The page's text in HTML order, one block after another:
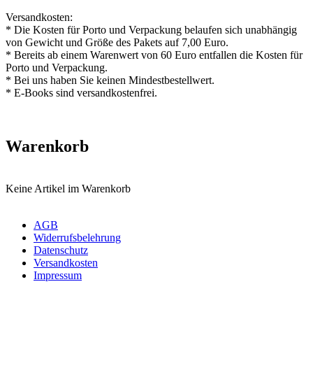
Versandkosten:
* Die Kosten für Porto und Verpackung belaufen sich unabhängig
von Gewicht und Größe des Pakets auf 7,00 Euro.
* Bereits ab einem Warenwert von 60 Euro entfallen die Kosten für
Porto und Verpackung.
* Bei uns haben Sie keinen Mindestbestellwert.
* E-Books sind versandkostenfrei.
Warenkorb
Keine Artikel im Warenkorb
AGB
Widerrufsbelehrung
Datenschutz
Versandkosten
Impressum